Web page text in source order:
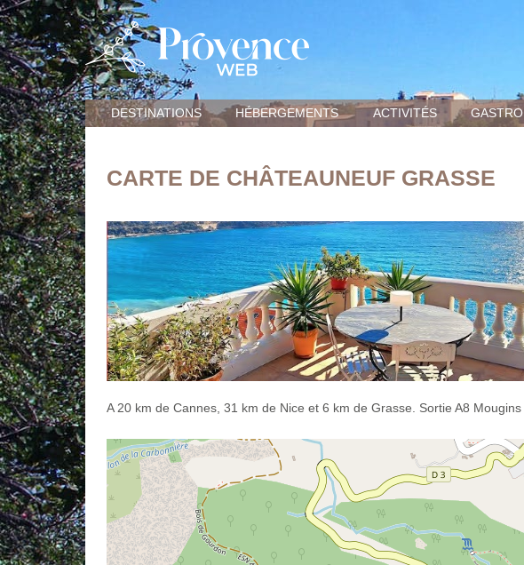
DESTINATIONS HÉBERGEMENTS ACTIVITÉS
CARTE DE CHÂTEAUNEUF GRASSE
A 20 km de Cannes, 31 km de Nice et 6 km de Grasse. Sortie A8 Mougins